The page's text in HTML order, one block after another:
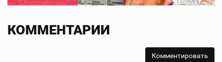
КОММЕНТАРИИ